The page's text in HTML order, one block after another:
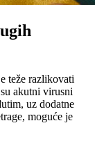
teže razlikovati
akutni virusni
uz dodatne
moguće je